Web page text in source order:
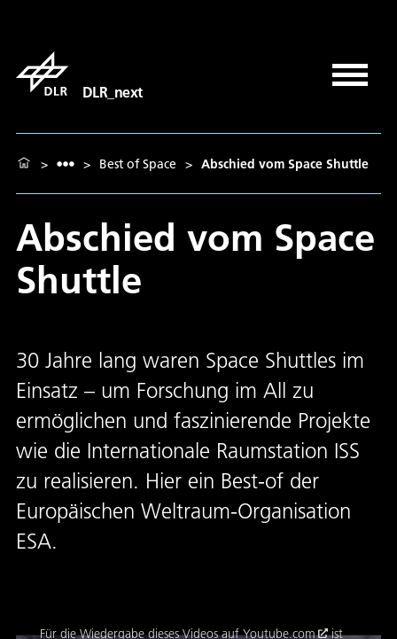
DLR_next
> > Best of Space > Abschied vom Space Shuttle
Abschied vom Space
Shuttle
30 Jahre lang waren Space Shuttles im
Einsatz – um Forschung im All zu
ermöglichen und faszinierende Projekte
wie die Internationale Raumstation ISS
zu realisieren. Hier ein Best-of der
Europäischen Weltraum-Organisation
ESA.
Für die Wiedergabe dieses Videos aufYoutube.com
ist